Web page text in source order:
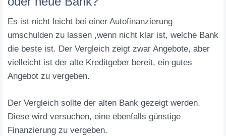
Es ist nicht leicht bei einer Autofinanzierung
umschulden zu lassen ,wenn nicht klar ist, welche Bank
die beste ist. Der Vergleich zeigt zwar Angebote, aber
vielleicht ist der alte Kreditgeber bereit, ein gutes
Angebot zu vergeben.
Der Vergleich sollte der alten Bank gezeigt werden.
Diese wird versuchen, eine ebenfalls günstige
Finanzierung zu vergeben.